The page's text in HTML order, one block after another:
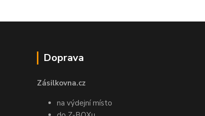
Doprava
Zásilkovna.cz
na výdejní místo